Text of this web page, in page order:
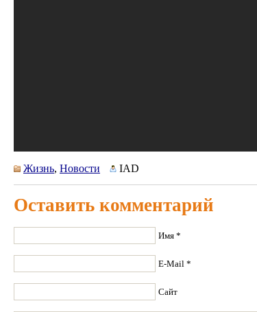
Жизнь, Новости IAD
Оставить комментарий
Имя *
E-Mail *
Сайт